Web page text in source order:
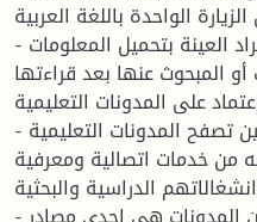
الواحدة باللغة العربية.
- يقوم حوالي 65% من أفراد العينة بتحميل المعلومات
أو المبحوث عنها بعد قراءتها.
على المدونات التعليمية
- يفضل90%من الطلبة المبحوثين تصفح المدونات التعليمية
من خدمات اتصالية ومعرفية
الدراسية والبحثية .